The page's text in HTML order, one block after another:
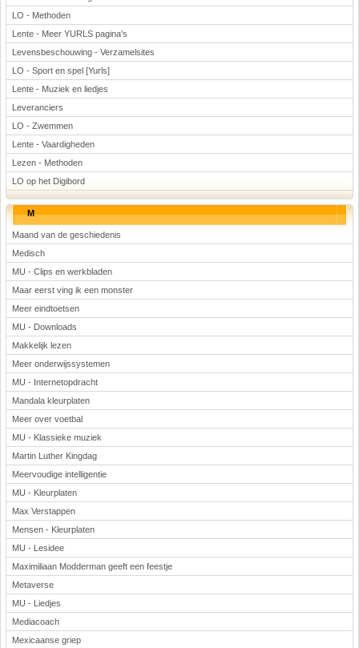
LO - Methoden
Lente - Meer YURLS pagina's
Levensbeschouwing - Verzamelsites
LO - Sport en spel [Yurls]
Lente - Muziek en liedjes
Leveranciers
LO - Zwemmen
Lente - Vaardigheden
Lezen - Methoden
LO op het Digibord
M
Maand van de geschiedenis
Medisch
MU - Clips en werkbladen
Maar eerst ving ik een monster
Meer eindtoetsen
MU - Downloads
Makkelijk lezen
Meer onderwijssystemen
MU - Internetopdracht
Mandala kleurplaten
Meer over voetbal
MU - Klassieke muziek
Martin Luther Kingdag
Meervoudige intelligentie
MU - Kleurplaten
Max Verstappen
Mensen - Kleurplaten
MU - Lesidee
Maximiliaan Modderman geeft een feestje
Metaverse
MU - Liedjes
Mediacoach
Mexicaanse griep